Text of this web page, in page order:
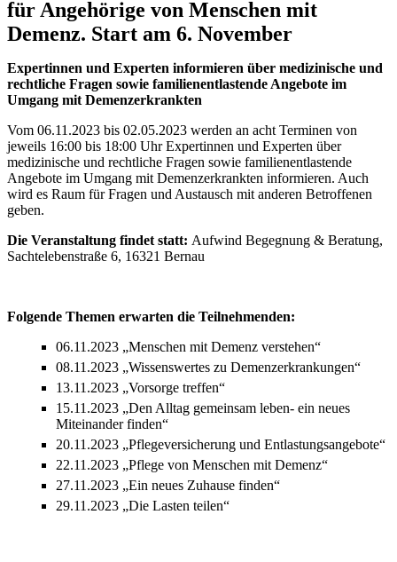
für Angehörige von Menschen mit
Demenz. Start am 6. November
Expertinnen und Experten informieren über medizinische und
rechtliche Fragen sowie familienentlastende Angebote im
Umgang mit Demenzerkrankten
Vom 06.11.2023 bis 02.05.2023 werden an acht Terminen von
jeweils 16:00 bis 18:00 Uhr Expertinnen und Experten über
medizinische und rechtliche Fragen sowie familienentlastende
Angebote im Umgang mit Demenzerkrankten informieren. Auch
wird es Raum für Fragen und Austausch mit anderen Betroffenen
geben.
Die Veranstaltung findet statt: Aufwind Begegnung & Beratung,
Sachtelebenstraße 6, 16321 Bernau
Folgende Themen erwarten die Teilnehmenden:
06.11.2023 „Menschen mit Demenz verstehen“
08.11.2023 „Wissenswertes zu Demenzerkrankungen“
13.11.2023 „Vorsorge treffen“
15.11.2023 „Den Alltag gemeinsam leben- ein neues
Miteinander finden“
20.11.2023 „Pflegeversicherung und Entlastungsangebote“
22.11.2023 „Pflege von Menschen mit Demenz“
27.11.2023 „Ein neues Zuhause finden“
29.11.2023 „Die Lasten teilen“